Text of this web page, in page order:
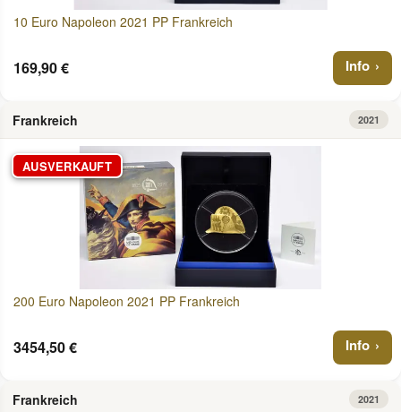
10 Euro Napoleon 2021 PP Frankreich
169,90 € Info
Frankreich 2021
AUSVERKAUFT
200 Euro Napoleon 2021 PP Frankreich
3454,50 € Info
Frankreich 2021